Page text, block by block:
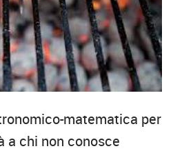
matematica per
a chi non conosce